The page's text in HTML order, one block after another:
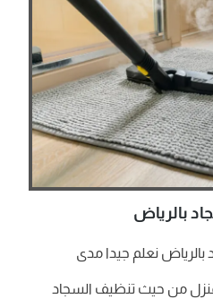
بالرياض
نعلم جيدا مدى
من حيث تنظيف السجاد